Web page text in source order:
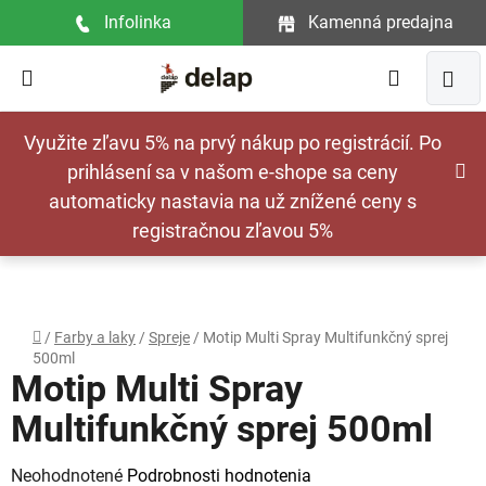
Využite zľavu 5% na prvý nákup po registrácií. Po
prihlásení sa v našom e-shope sa ceny
automaticky nastavia na už znížené ceny s
registračnou zľavou 5%
Infolinka Kamenná predajna
Hľadať
Domov
/ Farby a laky / Spreje / Motip Multi Spray Multifunkčný sprej
500ml
Motip Multi Spray
Multifunkčný sprej 500ml
Priemerné
Neohodnotené Podrobnosti hodnotenia